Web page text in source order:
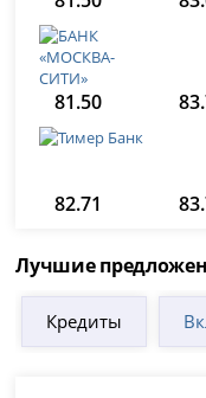
81.50
82.71
Лучшие
Кредиты